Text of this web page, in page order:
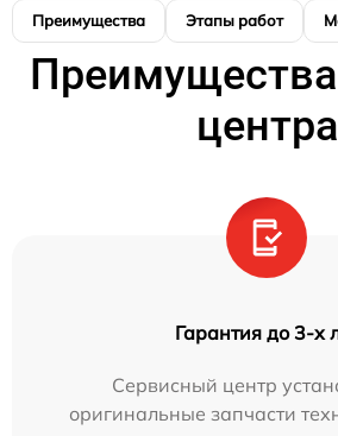
Преимущества Этапы работ
центра
Гарантия до 3-х
Сервисный центр
оригинальные запчасти